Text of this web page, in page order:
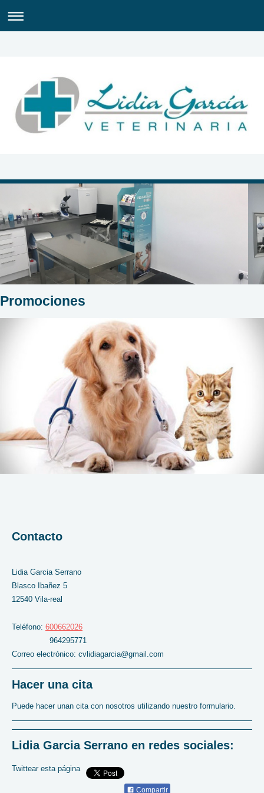
Promociones
Contacto
Lidia Garcia Serrano
Blasco Ibañez 5
12540 Vila-real
Teléfono: 600662026
964295771
Correo electrónico: cvlidiagarcia@gmail.com
Hacer una cita
Puede hacer unan cita con nosotros utilizando nuestro formulario.
Lidia Garcia Serrano en redes sociales:
Twittear esta página
Compartir